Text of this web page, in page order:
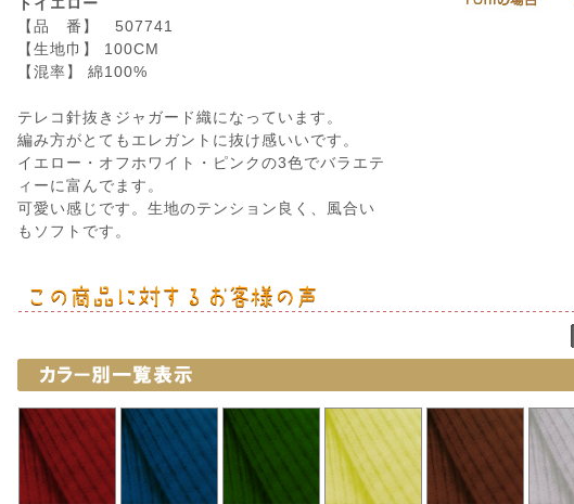
【品 番】 507741
【生地巾】 100CM
【混率】 綿100%
テレコ針抜きジャガード織になっています。
編み方がとてもエレガントに抜け感いいです。
イエロー・オフホワイト・ピンクの3色でバラエテ
ィーに富んでます。
可愛い感じです。生地のテンション良く、風合い
もソフトです。